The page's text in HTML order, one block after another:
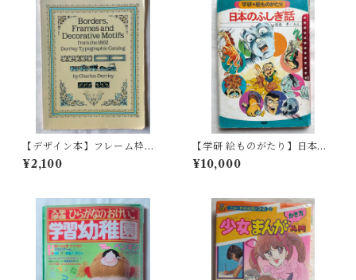
【デザイン本】フレーム枠の
パターン 洋書
¥2,100
【学研 絵ものがたり】日本の
ふしぎ話（1975年 ）
¥10,000